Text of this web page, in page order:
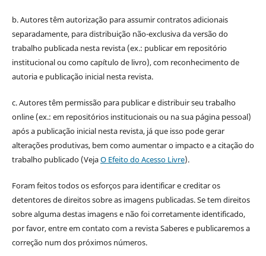
b. Autores têm autorização para assumir contratos adicionais
separadamente, para distribuição não-exclusiva da versão do
trabalho publicada nesta revista (ex.: publicar em repositório
institucional ou como capítulo de livro), com reconhecimento de
autoria e publicação inicial nesta revista.
c. Autores têm permissão para publicar e distribuir seu trabalho
online (ex.: em repositórios institucionais ou na sua página pessoal)
após a publicação inicial nesta revista, já que isso pode gerar
alterações produtivas, bem como aumentar o impacto e a citação do
trabalho publicado (VejaO Efeito do Acesso Livre).
Foram feitos todos os esforços para identificar e creditar os
detentores de direitos sobre as imagens publicadas. Se tem direitos
sobre alguma destas imagens e não foi corretamente identificado,
por favor, entre em contato com a revista Saberes e publicaremos a
correção num dos próximos números.